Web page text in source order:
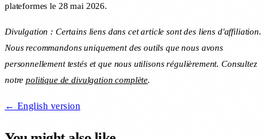
plateformes le 28 mai 2026.
Divulgation : Certains liens dans cet article sont des liens d'affiliation.
Nous recommandons uniquement des outils que nous avons
personnellement testés et que nous utilisons régulièrement. Consultez
notrepolitique de divulgation complète.
← English version